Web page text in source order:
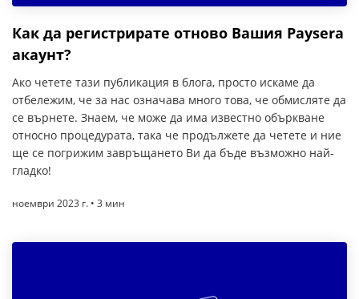
Как да регистрирате отново Вашия Paysera
акаунт?
Ако четете тази публикация в блога, просто искаме да
отбележим, че за нас означава много това, че обмисляте да
се върнете. Знаем, че може да има известно объркване
относно процедурата, така че продължете да четете и ние
ще се погрижим завръщането Ви да бъде възможно най-
гладко!
ноември 2023 г. • 3 мин